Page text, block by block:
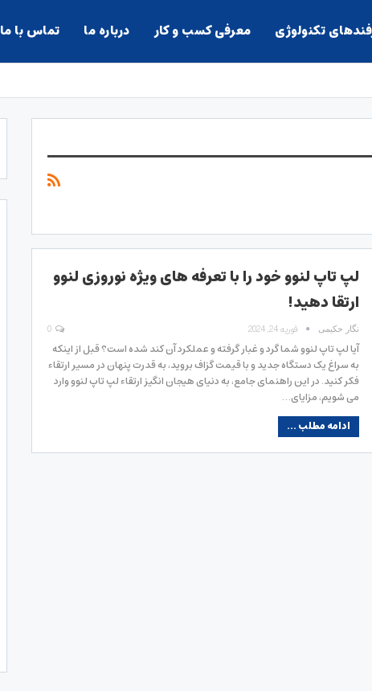
تکنولوژی معرفی کسب و کار درباره ما تماس با ما
لپ تاپ لنوو خود را با تعرفه های ویژه نوروزی لنوو
ارتقا دهید!
نگار حکیمی فوریه 24, 2024
آیا لپ تاپ لنوو شما گرد و غبار گرفته و عملکرد آن کند شده است؟ قبل از اینکه
به سراغ یک دستگاه جدید و با قیمت گزاف بروید، به قدرت پنهان در مسیر ارتقاء
فکر کنید. در این راهنمای جامع، به دنیای هیجان انگیز ارتقاء لپ تاپ لنوو وارد
می شویم، مزایای…
ادامه مطلب ...